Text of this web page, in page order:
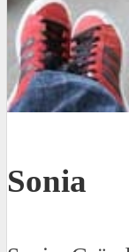
Sonia